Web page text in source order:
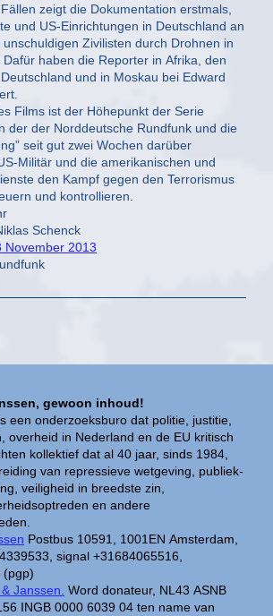
gewoon inhoud!
een onderzoeksburo dat politie, justitie,
overheid in Nederland en de EU kritisch
kollektief dat al 40 jaar, sinds 1984,
van repressieve wetgeving, publiek-
veiligheid in breedste zin,
en andere
Postbus 10591, 1001EN Amsterdam,
signal +31684065516,
(pgp)
Janssen. Word donateur, NL43 ASNB
INGB 0000 6039 04 ten name van
zeigt die Dokumentation erstmals,
und US-Einrichtungen in Deutschland an
Zivilisten durch Drohnen in
haben die Reporter in Afrika, den
und in Moskau bei Edward
Films ist der Höhepunkt der Serie
der der Norddeutsche Rundfunk und die
seit gut zwei Wochen darüber
Militär und die amerikanischen und
den Kampf gegen den Terrorismus
und kontrollieren.
Schenck
November 2013